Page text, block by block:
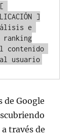
]
e
contenido
de Google
través de